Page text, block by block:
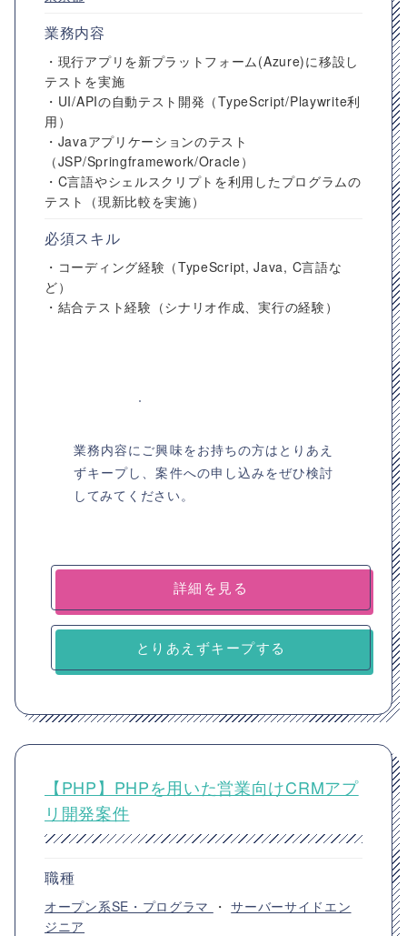
業務内容
・現行アプリを新プラットフォーム(Azure)に移設し
テストを実施
・UI/APIの自動テスト開発（TypeScript/Playwrite利
用）
・Javaアプリケーションのテスト
（JSP/Springframework/Oracle）
・C言語やシェルスクリプトを利用したプログラムの
テスト（現新比較を実施）
必須スキル
・コーディング経験（TypeScript, Java, C言語な
ど）
・結合テスト経験（シナリオ作成、実行の経験）
業務内容にご興味をお持ちの方はとりあえ
ずキープし、案件への申し込みをぜひ検討
してみてください。
詳細を見る
とりあえずキープする
【PHP】PHPを用いた営業向けCRMアプ
リ開発案件
職種
オープン系SE・プログラマ ・サーバーサイドエン
ジニア